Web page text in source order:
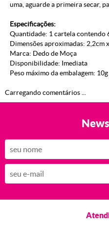
uma, aguarde a primeira secar,
Especificações:
Quantidade: 1 cartela contendo
Dimensões aproximadas: 2,2cm
Marca: Dedo de Moça
Disponibilidade: Imediata
Peso máximo da embalagem: 10g
Carregando comentários ...